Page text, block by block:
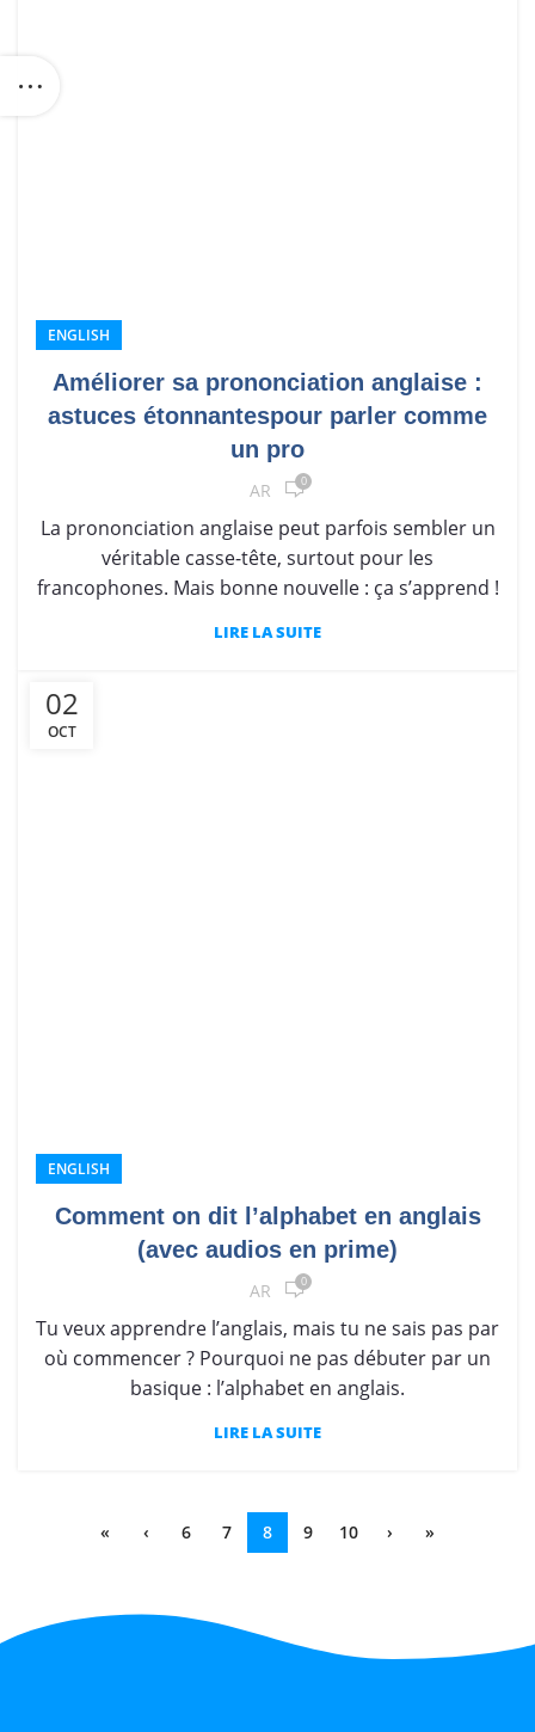
ENGLISH
Améliorer sa prononciation anglaise :
astuces étonnantespour parler comme
un pro
AR 0
La prononciation anglaise peut parfois sembler un
véritable casse-tête, surtout pour les
francophones. Mais bonne nouvelle : ça s’apprend !
LIRE LA SUITE
02
OCT
ENGLISH
Comment on dit l’alphabet en anglais
(avec audios en prime)
AR 0
Tu veux apprendre l’anglais, mais tu ne sais pas par
où commencer ? Pourquoi ne pas débuter par un
basique : l’alphabet en anglais.
LIRE LA SUITE
« ‹ 6 7 8 9 10 › »